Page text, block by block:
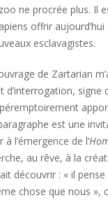
ne procrée plus. Il
offrir aujourd’hui
esclavagistes.
de Zartarian
signe
est une
l’émergence de l’
au rêve, à la
découvrir : « il
chose que nous »,